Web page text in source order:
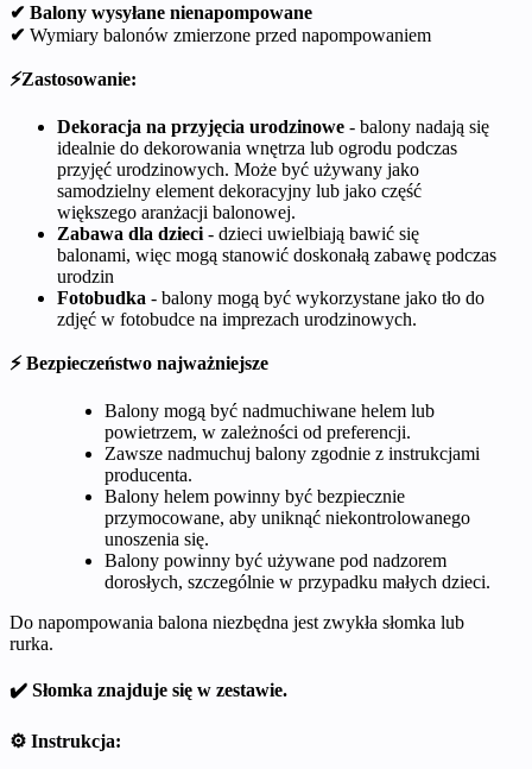
✔ Balony wysyłane nienapompowane
✔ Wymiary balonów zmierzone przed napompowaniem
⚡Zastosowanie:
Dekoracja na przyjęcia urodzinowe - balony nadają się
idealnie do dekorowania wnętrza lub ogrodu podczas
przyjęć urodzinowych. Może być używany jako
samodzielny element dekoracyjny lub jako część
większego aranżacji balonowej.
Zabawa dla dzieci - dzieci uwielbiają bawić się
balonami, więc mogą stanowić doskonałą zabawę podczas
urodzin
Fotobudka - balony mogą być wykorzystane jako tło do
zdjęć w fotobudce na imprezach urodzinowych.
⚡ Bezpieczeństwo najważniejsze
Balony mogą być nadmuchiwane helem lub
powietrzem, w zależności od preferencji.
Zawsze nadmuchuj balony zgodnie z instrukcjami
producenta.
Balony helem powinny być bezpiecznie
przymocowane, aby uniknąć niekontrolowanego
unoszenia się.
Balony powinny być używane pod nadzorem
dorosłych, szczególnie w przypadku małych dzieci.
Do napompowania balona niezbędna jest zwykła słomka lub
rurka.
✔️ Słomka znajduje się w zestawie.
⚙️ Instrukcja: